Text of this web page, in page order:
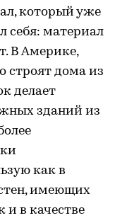
который уже
себя: материал
В Америке,
строят дома из
делает
зданий из
как в
имеющих
и в качестве